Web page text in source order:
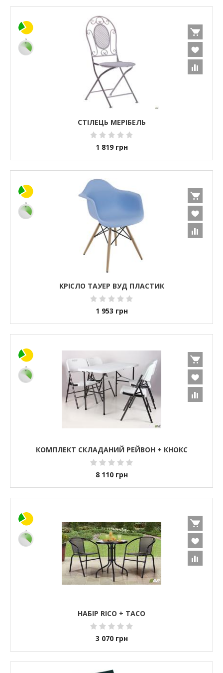
СТІЛЕЦЬ МЕРІБЕЛЬ
1 819 грн
КРІСЛО ТАУЕР ВУД ПЛАСТИК
1 953 грн
КОМПЛЕКТ СКЛАДАНИЙ РЕЙВОН + КНОКС
8 110 грн
НАБІР RICO + TACO
3 070 грн